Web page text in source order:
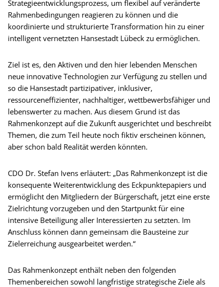
Strategieentwicklungsprozess, um flexibel auf veränderte
Rahmenbedingungen reagieren zu können und die
koordinierte und strukturierte Transformation hin zu einer
intelligent vernetzten Hansestadt Lübeck zu ermöglichen.
Ziel ist es, den Aktiven und den hier lebenden Menschen
neue innovative Technologien zur Verfügung zu stellen und
so die Hansestadt partizipativer, inklusiver,
ressourceneffizienter, nachhaltiger, wettbewerbsfähiger und
lebenswerter zu machen. Aus diesem Grund ist das
Rahmenkonzept auf die Zukunft ausgerichtet und beschreibt
Themen, die zum Teil heute noch fiktiv erscheinen können,
aber schon bald Realität werden könnten.
CDO Dr. Stefan Ivens erläutert: „Das Rahmenkonzept ist die
konsequente Weiterentwicklung des Eckpunktepapiers und
ermöglicht den Mitgliedern der Bürgerschaft, jetzt eine erste
Zielrichtung vorzugeben und den Startpunkt für eine
intensive Beteiligung aller Interessierten zu setzten. Im
Anschluss können dann gemeinsam die Bausteine zur
Zielerreichung ausgearbeitet werden.“
Das Rahmenkonzept enthält neben den folgenden
Themenbereichen sowohl langfristige strategische Ziele als